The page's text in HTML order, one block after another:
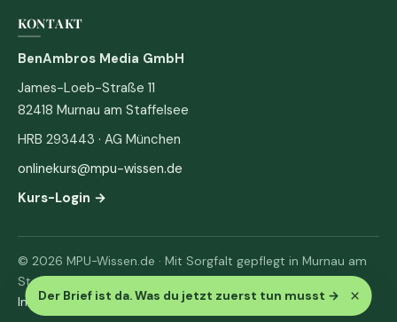
Der Brief ist da. Was du jetzt zuerst tun musst → ×
KONTAKT
BenAmbros Media GmbH
James-Loeb-Straße 11
82418 Murnau am Staffelsee
HRB 293443 · AG München
onlinekurs@mpu-wissen.de
Kurs-Login →
© 2026 MPU-Wissen.de · Mit Sorgfalt gepflegt in Murnau am
Staffelsee
Impressum· Datenschutz & AGB